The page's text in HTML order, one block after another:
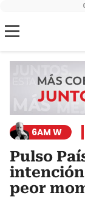
6AM W
Pulso
intención
peor